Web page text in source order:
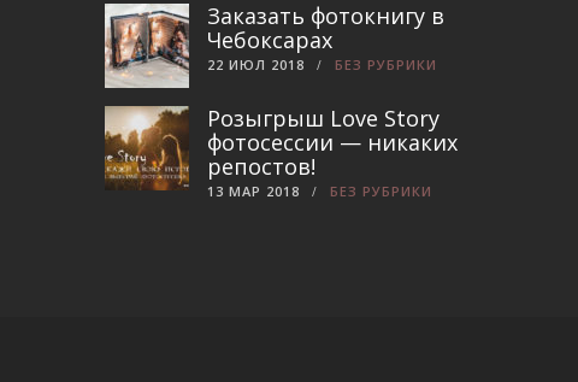
Заказать фотокнигу в
Чебоксарах
22 ИЮЛ 2018 БЕЗ РУБРИКИ
Розыгрыш Love Story
фотосессии — никаких
репостов!
13 МАР 2018 БЕЗ РУБРИКИ